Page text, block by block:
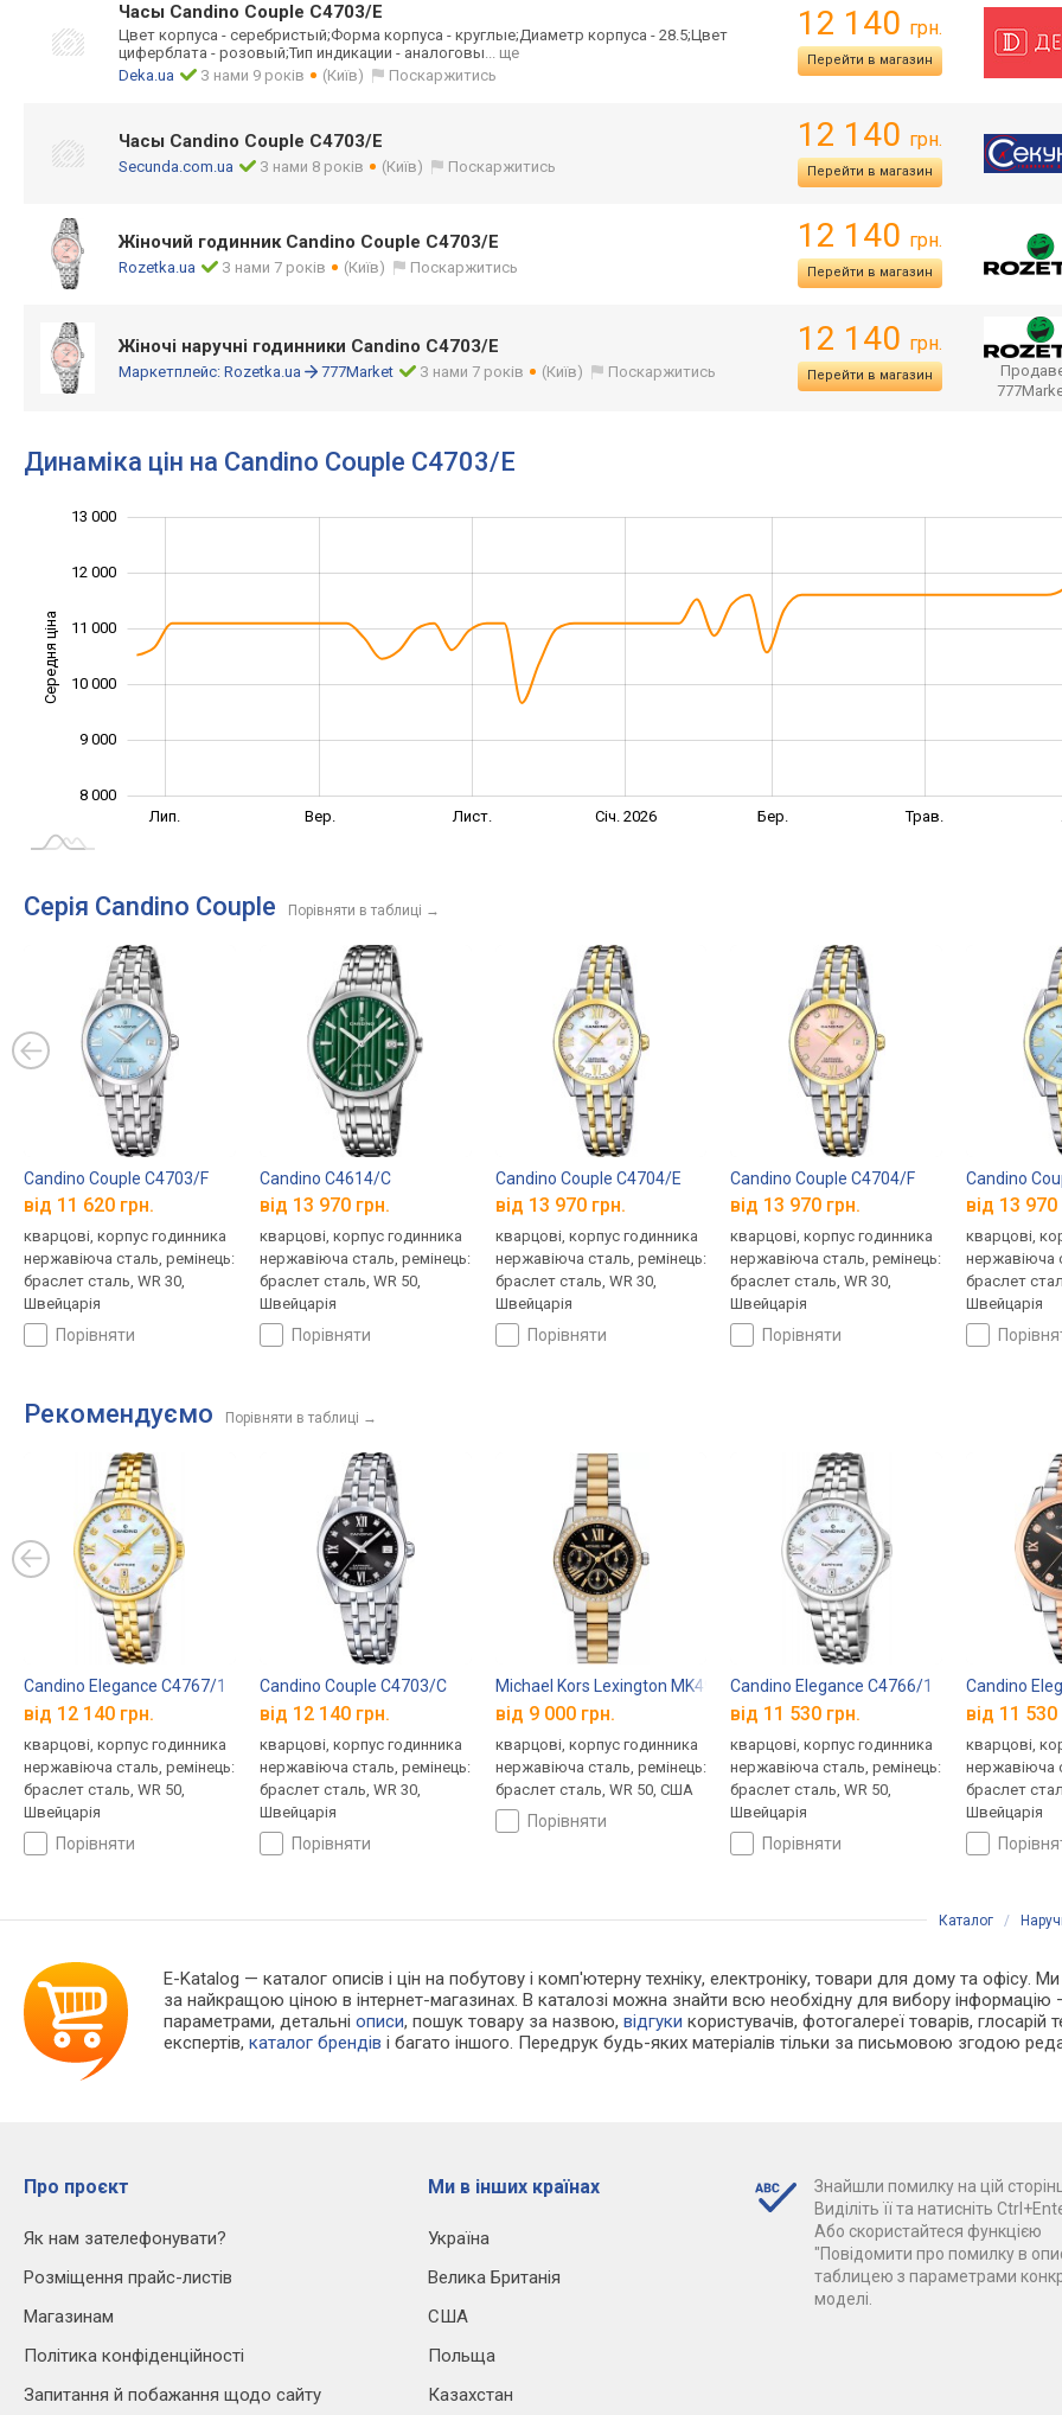
Часы Candino Couple C4703/E
Цвет корпуса - серебристый;Форма корпуса - круглые;Диаметр корпуса - 28.5;Цвет
циферблата - розовый;Тип индикации - аналоговы... ще
Deka.ua
З нами 9 років (Київ) Поскаржитись
12 140 грн.
Перейти в магазин
Часы Candino Couple C4703/E
Secunda.com.ua З нами 8 років (Київ) Поскаржитись
12 140 грн.
Перейти в магазин
Жіночий годинник Candino Couple C4703/E
Rozetka.ua З нами 7 років (Київ) Поскаржитись
12 140 грн.
Перейти в магазин
Жіночі наручні годинники Candino C4703/E
Маркетплейс: Rozetka.ua 777Market З нами 7 років (Київ) Поскаржитись
12 140 грн.
Перейти в магазин
Динаміка цін на Candino Couple C4703/E
Середня ціна
8 000
9 000
10 000
11 000
12 000
13 000
Лип. Вер. Лист. Січ. 2026 Бер. Трав.
Серія Candino Couple Порівняти в таблиці →
Candino Couple C4703/F
від 11 620 грн.
кварцові, корпус годинника
нержавіюча сталь, ремінець:
браслет сталь, WR 30,
Швейцарія
порівняти
Candino C4614/C
від 13 970 грн.
кварцові, корпус годинника
нержавіюча сталь, ремінець:
браслет сталь, WR 50,
Швейцарія
порівняти
Candino Couple C4704/E
від 13 970 грн.
кварцові, корпус годинника
нержавіюча сталь, ремінець:
браслет сталь, WR 30,
Швейцарія
порівняти
Candino Couple C4704/F
від 13 970 грн.
кварцові, корпус годинника
нержавіюча сталь, ремінець:
браслет сталь, WR 30,
Швейцарія
порівняти
Candino
від 13 970
кварцові,
нержавіюча
браслет
Швейцарія
Рекомендуємо Порівняти в таблиці →
Candino Elegance C4767/1
від 12 140 грн.
кварцові, корпус годинника
нержавіюча сталь, ремінець:
браслет сталь, WR 50,
Швейцарія
порівняти
Candino Couple C4703/C
від 12 140 грн.
кварцові, корпус годинника
нержавіюча сталь, ремінець:
браслет сталь, WR 30,
Швейцарія
порівняти
Michael Kors Lexington MK4925
від 9 000 грн.
кварцові, корпус годинника
нержавіюча сталь, ремінець:
браслет сталь, WR 50, США
порівняти
Candino Elegance C4766/1
від 11 530 грн.
кварцові, корпус годинника
нержавіюча сталь, ремінець:
браслет сталь, WR 50,
Швейцарія
порівняти
Candino
від 11 530
кварцові,
нержавіюча
браслет
Швейцарія
Каталог /
E-Katalog — каталог описів і цін на побутову і комп'ютерну техніку, електроніку, товари для дому та офісу.
за найкращою ціною в інтернет-магазинах. В каталозі можна знайти всю необхідну для вибору
параметрами, детальніописи, пошук товару за назвою,відгуки користувачів, фотогалереї товарів, глосарій
експертів,каталог брендів і багато іншого. Передрук будь-яких матеріалів тільки за письмовою згодою
Про проєкт
Як нам зателефонувати?
Розміщення прайс-листів
Магазинам
Політика конфіденційності
Запитання й побажання щодо сайту
Ми в інших країнах
Україна
Велика Британія
США
Польща
Казахстан
Знайшли помилку на цій
Виділіть її та натисніть
Або скористайтеся функцією
"Повідомити про помилку в
таблицею з параметрами
моделі.